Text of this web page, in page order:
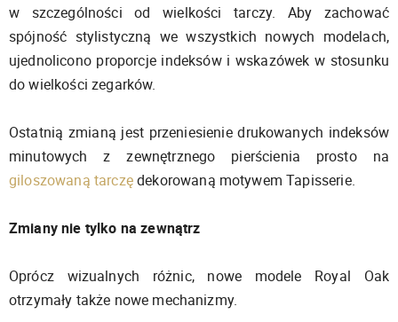
w szczególności od wielkości tarczy. Aby zachować
spójność stylistyczną we wszystkich nowych modelach,
ujednolicono proporcje indeksów i wskazówek w stosunku
do wielkości zegarków.
Ostatnią zmianą jest przeniesienie drukowanych indeksów
minutowych z zewnętrznego pierścienia prosto na
giloszowaną tarczędekorowaną motywem Tapisserie.
Zmiany nie tylko na zewnątrz
Oprócz wizualnych różnic, nowe modele Royal Oak
otrzymały także nowe mechanizmy.